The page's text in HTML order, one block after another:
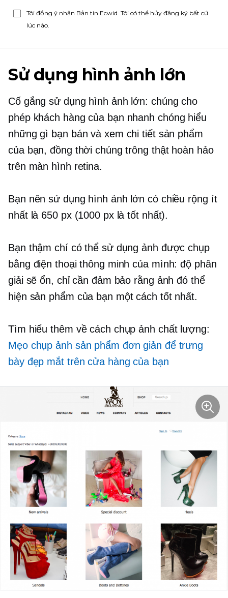
Tôi đồng ý nhận Bản tin Ecwid. Tôi có thể hủy đăng ký bất cứ
lúc nào.
Sử dụng hình ảnh lớn
Cố gắng sử dụng hình ảnh lớn: chúng cho
phép khách hàng của bạn nhanh chóng hiểu
những gì bạn bán và xem chi tiết sản phẩm
của bạn, đồng thời chúng trông thật hoàn hảo
trên màn hình retina.
Bạn nên sử dụng hình ảnh lớn có chiều rộng ít
nhất là 650 px (1000 px là tốt nhất).
Bạn thậm chí có thể sử dụng ảnh được chụp
bằng điện thoại thông minh của mình: độ phân
giải sẽ ổn, chỉ cần đảm bảo rằng ảnh đó thể
hiện sản phẩm của bạn một cách tốt nhất.
Tìm hiểu thêm về cách chụp ảnh chất lượng:
Mẹo chụp ảnh sản phẩm đơn giản để trưng
bày đẹp mắt trên cửa hàng của bạn